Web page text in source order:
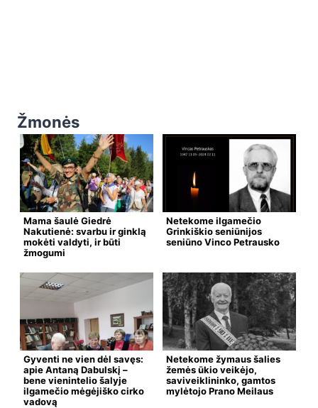
Žmonės
Mama šaulė Giedrė
Nakutienė: svarbu ir ginklą
mokėti valdyti, ir būti
žmogumi
Netekome ilgamečio
Grinkiškio seniūnijos
seniūno Vinco Petrausko
Gyventi ne vien dėl savęs:
apie Antaną Dabulskį –
bene vienintelio šalyje
ilgamečio mėgėjiško cirko
vadovą
Netekome žymaus šalies
žemės ūkio veikėjo,
saviveiklininko, gamtos
mylėtojo Prano Meilaus